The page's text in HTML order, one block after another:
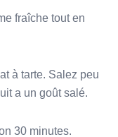
fraîche tout en
à tarte. Salez peu
a un goût salé.
30 minutes.